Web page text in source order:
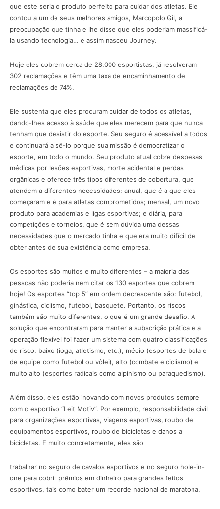
que este seria o produto perfeito para cuidar dos atletas. Ele
contou a um de seus melhores amigos, Marcopolo Gil, a
preocupação que tinha e lhe disse que eles poderiam massificá-
la usando tecnologia… e assim nasceu Journey.
Hoje eles cobrem cerca de 28.000 esportistas, já resolveram
302 reclamações e têm uma taxa de encaminhamento de
reclamações de 74%.
Ele sustenta que eles procuram cuidar de todos os atletas,
dando-lhes acesso à saúde que eles merecem para que nunca
tenham que desistir do esporte. Seu seguro é acessível a todos
e continuará a sê-lo porque sua missão é democratizar o
esporte, em todo o mundo. Seu produto atual cobre despesas
médicas por lesões esportivas, morte acidental e perdas
orgânicas e oferece três tipos diferentes de cobertura, que
atendem a diferentes necessidades: anual, que é a que eles
começaram e é para atletas comprometidos; mensal, um novo
produto para academias e ligas esportivas; e diária, para
competições e torneios, que é sem dúvida uma dessas
necessidades que o mercado tinha e que era muito difícil de
obter antes de sua existência como empresa.
Os esportes são muitos e muito diferentes – a maioria das
pessoas não poderia nem citar os 130 esportes que cobrem
hoje! Os esportes “top 5” em ordem decrescente são: futebol,
ginástica, ciclismo, futebol, basquete. Portanto, os riscos
também são muito diferentes, o que é um grande desafio. A
solução que encontraram para manter a subscrição prática e a
operação flexível foi fazer um sistema com quatro classificações
de risco: baixo (ioga, atletismo, etc.), médio (esportes de bola e
de equipe como futebol ou vôlei), alto (combate e ciclismo) e
muito alto (esportes radicais como alpinismo ou paraquedismo).
Além disso, eles estão inovando com novos produtos sempre
com o esportivo “Leit Motiv”. Por exemplo, responsabilidade civil
para organizações esportivas, viagens esportivas, roubo de
equipamentos esportivos, roubo de bicicletas e danos a
bicicletas. E muito concretamente, eles são
trabalhar no seguro de cavalos esportivos e no seguro hole-in-
one para cobrir prêmios em dinheiro para grandes feitos
esportivos, tais como bater um recorde nacional de maratona.